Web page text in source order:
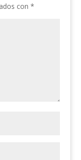
con *